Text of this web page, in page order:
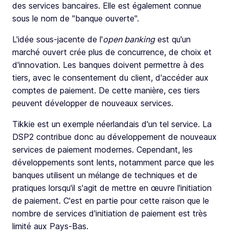
des services bancaires. Elle est également connue
sous le nom de "banque ouverte".
L'idée sous-jacente de l'open bankingest qu'un
marché ouvert crée plus de concurrence, de choix et
d'innovation. Les banques doivent permettre à des
tiers, avec le consentement du client, d'accéder aux
comptes de paiement. De cette manière, ces tiers
peuvent développer de nouveaux services.
Tikkie est un exemple néerlandais d'un tel service. La
DSP2 contribue donc au développement de nouveaux
services de paiement modernes. Cependant, les
développements sont lents, notamment parce que les
banques utilisent un mélange de techniques et de
pratiques lorsqu'il s'agit de mettre en œuvre l'initiation
de paiement. C'est en partie pour cette raison que le
nombre de services d'initiation de paiement est très
limité aux Pays-Bas.